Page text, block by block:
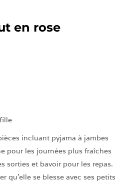
en rose
incluant pyjama à jambes
pour les journées plus fraîches
sorties et bavoir pour les repas.
qu'elle se blesse avec ses petits